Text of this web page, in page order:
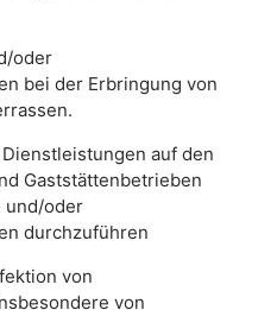
oder
bei der Erbringung von
auf den
Gaststättenbetrieben
und/oder
durchzuführen
von
von